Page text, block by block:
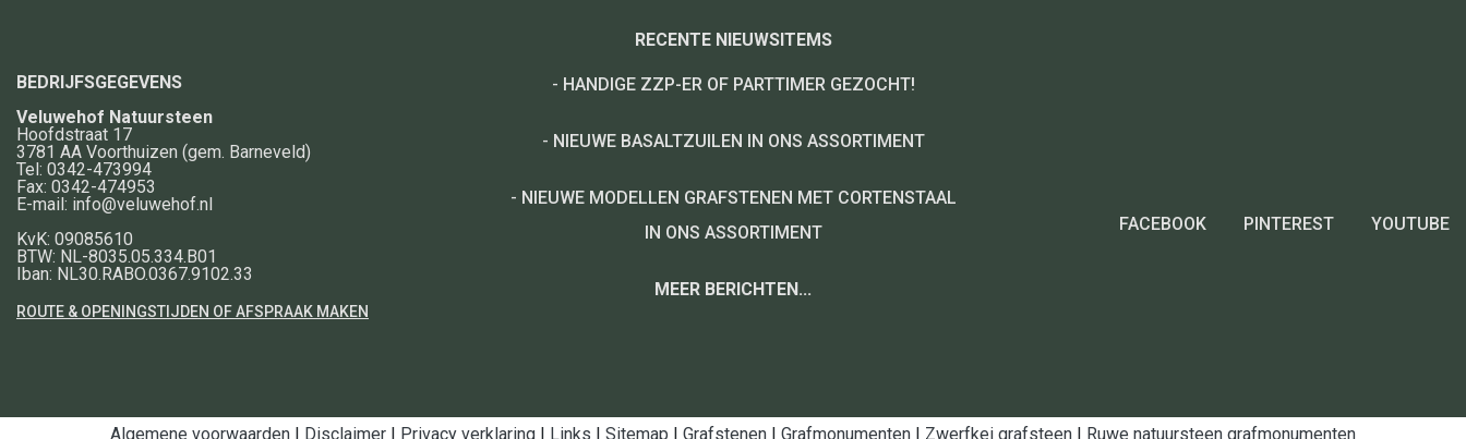
BEDRIJFSGEGEVENS
Veluwehof Natuursteen
Hoofdstraat 17
3781 AA Voorthuizen (gem. Barneveld)
Tel: 0342-473994
Fax: 0342-474953
E-mail: info@veluwehof.nl
KvK: 09085610
BTW: NL-8035.05.334.B01
Iban: NL30.RABO.0367.9102.33
ROUTE & OPENINGSTIJDEN OF AFSPRAAK MAKEN
RECENTE NIEUWSITEMS
- HANDIGE ZZP-ER OF PARTTIMER GEZOCHT!
- NIEUWE BASALTZUILEN IN ONS ASSORTIMENT
- NIEUWE MODELLEN GRAFSTENEN MET CORTENSTAAL
IN ONS ASSORTIMENT
MEER BERICHTEN...
FACEBOOK PINTEREST YOUTUBE
Algemene voorwaarden | Disclaimer | Privacy verklaring | Links | Sitemap | Grafstenen | Grafmonumenten | Zwerfkei grafsteen | Ruwe natuursteen grafmonumenten